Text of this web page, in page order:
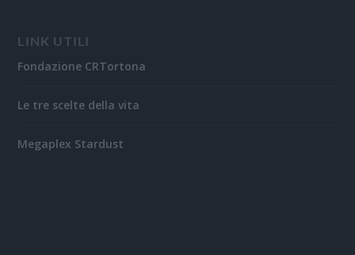
LINK UTILI
Fondazione CRTortona
Le tre scelte della vita
Megaplex Stardust